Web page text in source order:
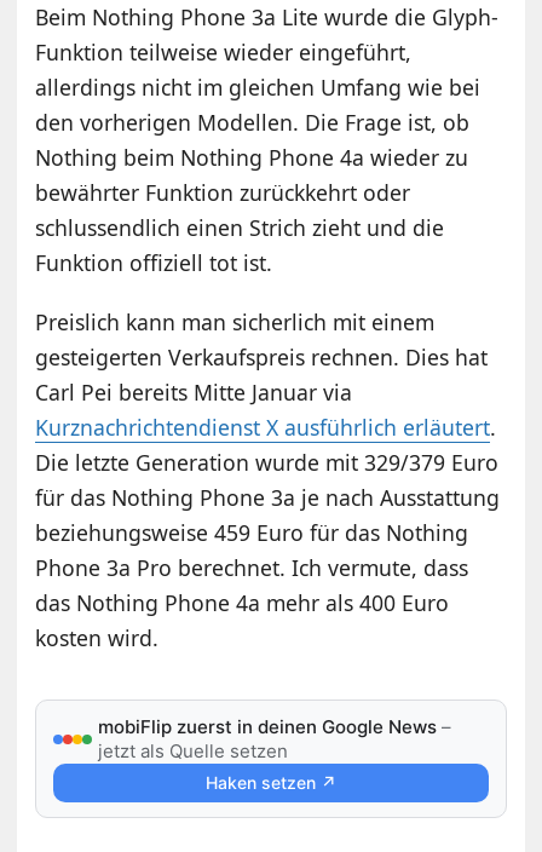
Beim Nothing Phone 3a Lite wurde die Glyph-
Funktion teilweise wieder eingeführt,
allerdings nicht im gleichen Umfang wie bei
den vorherigen Modellen. Die Frage ist, ob
Nothing beim Nothing Phone 4a wieder zu
bewährter Funktion zurückkehrt oder
schlussendlich einen Strich zieht und die
Funktion offiziell tot ist.
Preislich kann man sicherlich mit einem
gesteigerten Verkaufspreis rechnen. Dies hat
Carl Pei bereits Mitte Januar via
Kurznachrichtendienst X ausführlich erläutert.
Die letzte Generation wurde mit 329/379 Euro
für das Nothing Phone 3a je nach Ausstattung
beziehungsweise 459 Euro für das Nothing
Phone 3a Pro berechnet. Ich vermute, dass
das Nothing Phone 4a mehr als 400 Euro
kosten wird.
mobiFlip zuerst in deinen Google News –
jetzt als Quelle setzen
Haken setzen ↗